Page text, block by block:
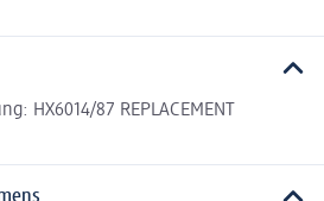
HX6014/87 REPLACEMENT